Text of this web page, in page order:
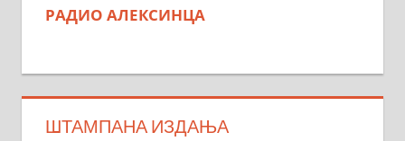
РАДИО АЛЕКСИНЦА
ШТАМПАНА ИЗДАЊА